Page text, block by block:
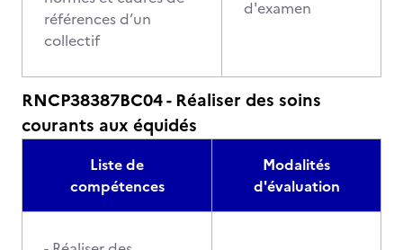
références d’un
collectif
d'examen
RNCP38387BC04 - Réaliser des soins
courants aux équidés
Liste de
compétences
Modalités
d'évaluation